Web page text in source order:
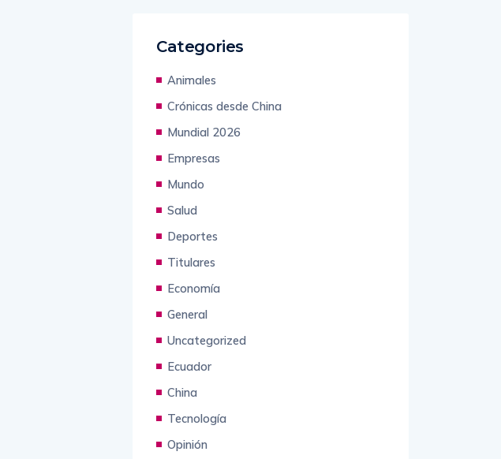
Categories
Animales
Crónicas desde China
Mundial 2026
Empresas
Mundo
Salud
Deportes
Titulares
Economía
General
Uncategorized
Ecuador
China
Tecnología
Opinión